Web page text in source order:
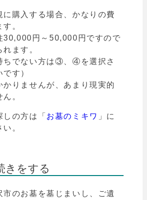
購入する場合、かなりの費
。
円～50,000円ですので
ます。
ちでない方は③、④を選択さ
す）
りませんが、あまり現実的
。
の方は「 お墓のミキワ 」 に
。
きをする
市のお墓を墓じまいし、ご遺